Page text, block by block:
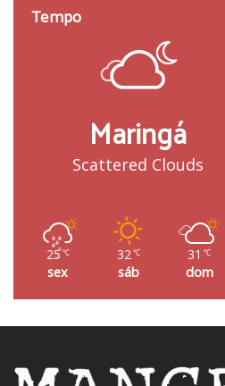
Tempo
Maringá
Scattered Clouds
25 ℃
sex
32 ℃
sáb
31 ℃
dom